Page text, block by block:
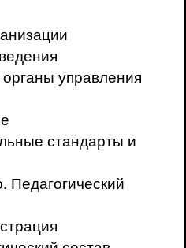
управления
стандарты и
Педагогический